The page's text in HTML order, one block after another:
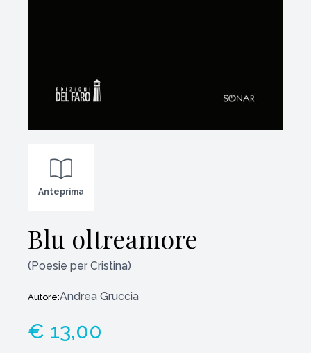
Anteprima
Blu oltreamore
(Poesie per Cristina)
Autore:Andrea Gruccia
€ 13,00